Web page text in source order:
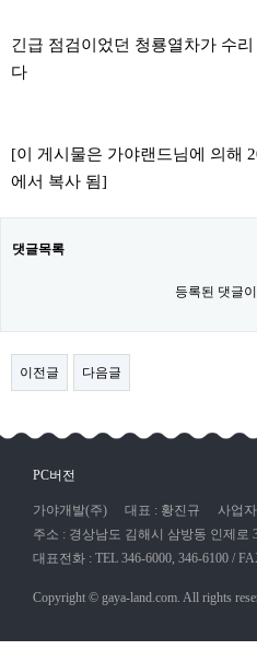
긴급 점검이었던 청룡열차가 수
다
[이 게시물은 가야랜드님에 의해
에서 복사 됨]
댓글목록
등록된 댓글
이전글 다음글
PC버전
가야개발(주) 대표 : 황진규
사업
주소 : 경상남도 김해시 삼방동 인제로
대표전화 : TEL 346-6000, 346-6100 /
Copyright © gaya-land.com. All rights